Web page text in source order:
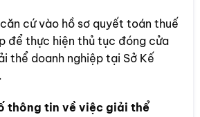
cứ vào hồ sơ quyết toán thuế
để thực hiện thủ tục đóng cửa
thể doanh nghiệp tại Sở Kế
thông tin về việc giải thể